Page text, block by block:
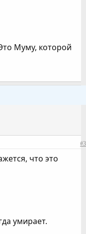
Муму, которой
#3
что это
умирает.